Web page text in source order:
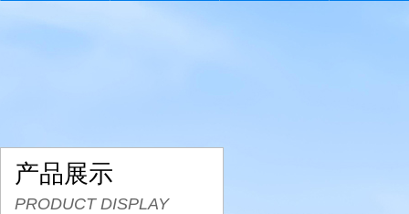
产品展示
PRODUCT DISPLAY